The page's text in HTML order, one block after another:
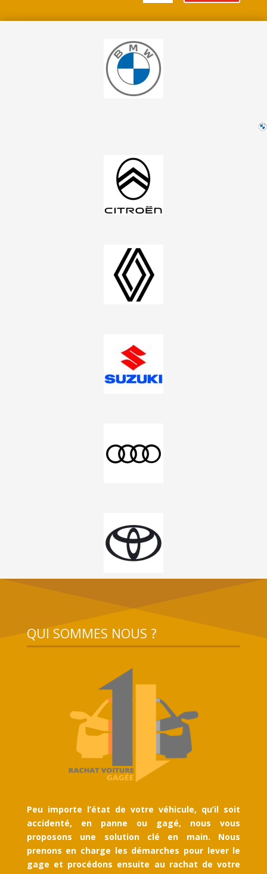
QUI SOMMES NOUS ?
Peu importe l’état de votre véhicule, qu’il soit
accidenté, en panne ou gagé, nous vous
proposons une solution clé en main. Nous
prenons en charge les démarches pour lever le
gage et procédons ensuite au rachat de votre